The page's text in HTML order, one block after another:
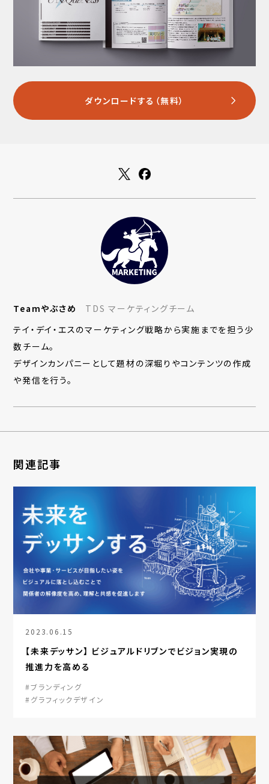
ダウンロードする（無料）
Teamやぶさめ
TDS マーケティングチーム
テイ・デイ・エスのマーケティング戦略から実施までを担う少
数チーム。
デザインカンパニーとして題材の深堀りやコンテンツの作成
や発信を行う。
関連記事
2023.06.15
【未来デッサン】 ビジュアルドリブンでビジョン実現の
推進力を高める
#ブランディング
#グラフィックデザイン